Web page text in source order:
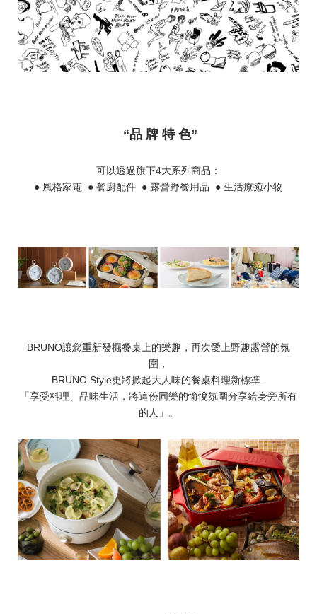
“品 牌 特 色”
可以透過旗下4大系列商品：
● 風格家電 ● 餐廚配件 ● 露營野餐用品 ● 生活療癒小物
BRUNO讓您重新發掘餐桌上的樂趣，再次愛上野趣露營的氛
圍，
BRUNO Style更將掀起大人味的餐桌料理新標準–
「享受料理、品味生活，將這份同樂的愉悅氛圍分享給身旁所有
的人」。